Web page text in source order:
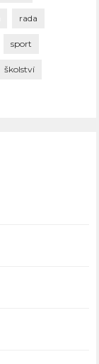
rada
sport
školství